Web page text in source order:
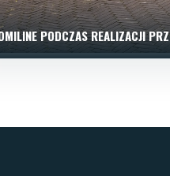
PODCZAS REALIZACJI